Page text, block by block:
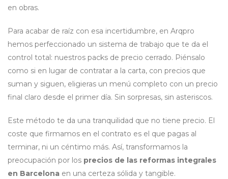
en obras.
Para acabar de raíz con esa incertidumbre, en Arqpro
hemos perfeccionado un sistema de trabajo que te da el
control total: nuestros packs de precio cerrado. Piénsalo
como si en lugar de contratar a la carta, con precios que
suman y siguen, eligieras un menú completo con un precio
final claro desde el primer día. Sin sorpresas, sin asteriscos.
Este método te da una tranquilidad que no tiene precio. El
coste que firmamos en el contrato es el que pagas al
terminar, ni un céntimo más. Así, transformamos la
preocupación por los precios de las reformas integrales
en Barcelona en una certeza sólida y tangible.